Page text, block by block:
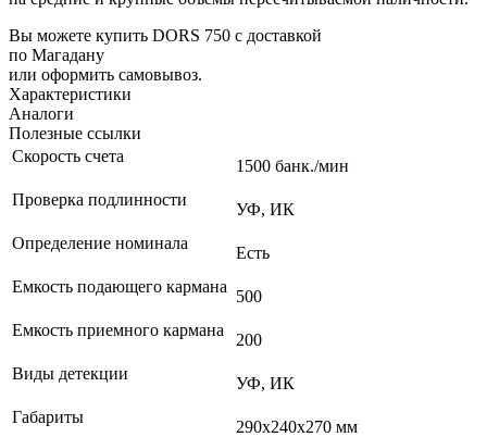
Вы можете купить DORS 750 с доставкой
по Магадану
или оформить самовывоз.
Характеристики
Аналоги
Полезные ссылки
Скорость счета
1500 банк./мин
Проверка подлинности
УФ, ИК
Определение номинала
Есть
Емкость подающего кармана
500
Емкость приемного кармана
200
Виды детекции
УФ, ИК
Габариты
290х240х270 мм